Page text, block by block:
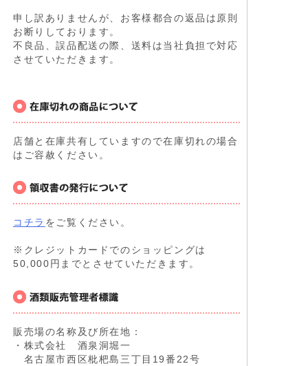
申し訳ありませんが、お客様都合の返品は原則
お断りしております。
不良品、誤品配送の際、送料は当社負担で対応
させていただきます。
店舗と在庫共有していますので在庫切れの場合
はご容赦ください。
コチラ をご覧ください。
※クレジットカードでのショッピングは
50,000円までとさせていただきます。
販売場の名称及び所在地：
・株式会社 酒泉洞堀一
名古屋市西区枇杷島三丁目19番22号